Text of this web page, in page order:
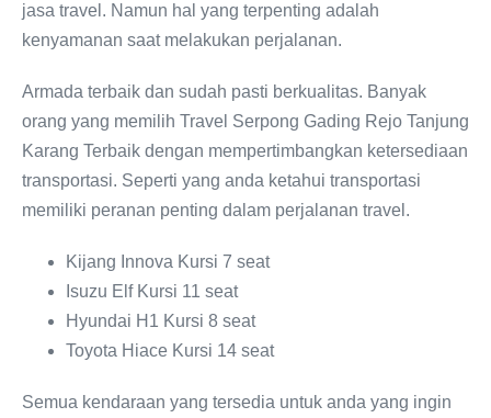
jasa travel. Namun hal yang terpenting adalah
kenyamanan saat melakukan perjalanan.
Armada terbaik dan sudah pasti berkualitas. Banyak
orang yang memilih Travel Serpong Gading Rejo Tanjung
Karang Terbaik dengan mempertimbangkan ketersediaan
transportasi. Seperti yang anda ketahui transportasi
memiliki peranan penting dalam perjalanan travel.
Kijang Innova Kursi 7 seat
Isuzu Elf Kursi 11 seat
Hyundai H1 Kursi 8 seat
Toyota Hiace Kursi 14 seat
Semua kendaraan yang tersedia untuk anda yang ingin